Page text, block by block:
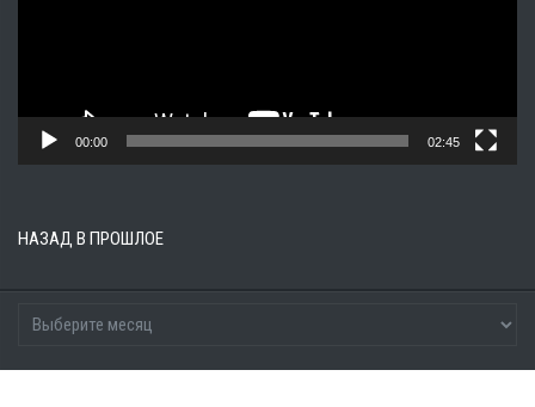
00:00 02:45
НАЗАД В ПРОШЛОЕ